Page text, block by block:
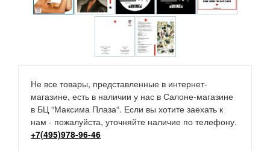
Не все товары, представленные в интернет-
магазине, есть в наличии у нас в Салоне-магазине
в БЦ “Максима Плаза“. Если вы хотите заехать к
нам - пожалуйста, уточняйте наличие по телефону.
+7(495)978-96-46